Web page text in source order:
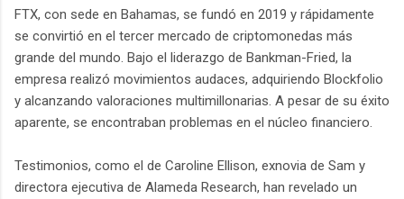
FTX, con sede en Bahamas, se fundó en 2019 y rápidamente
se convirtió en el tercer mercado de criptomonedas más
grande del mundo. Bajo el liderazgo de Bankman-Fried, la
empresa realizó movimientos audaces, adquiriendo Blockfolio
y alcanzando valoraciones multimillonarias. A pesar de su éxito
aparente, se encontraban problemas en el núcleo financiero.
Testimonios, como el de Caroline Ellison, exnovia de Sam y
directora ejecutiva de Alameda Research, han revelado un